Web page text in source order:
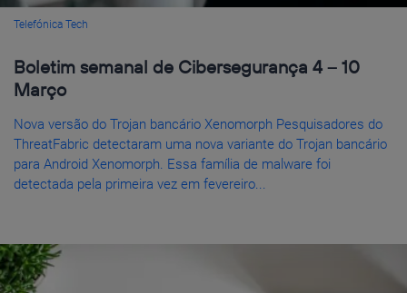
Telefónica Tech
Boletim semanal de Cibersegurança 4 – 10
Março
Nova versão do Trojan bancário Xenomorph Pesquisadores do
ThreatFabric detectaram uma nova variante do Trojan bancário
para Android Xenomorph. Essa família de malware foi
detectada pela primeira vez em fevereiro...